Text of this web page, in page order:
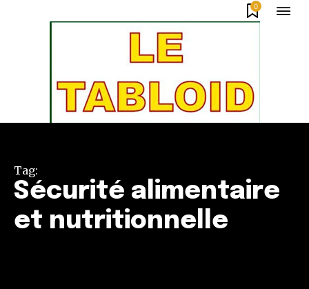
0
Tag:
Sécurité alimentaire
et nutritionnelle